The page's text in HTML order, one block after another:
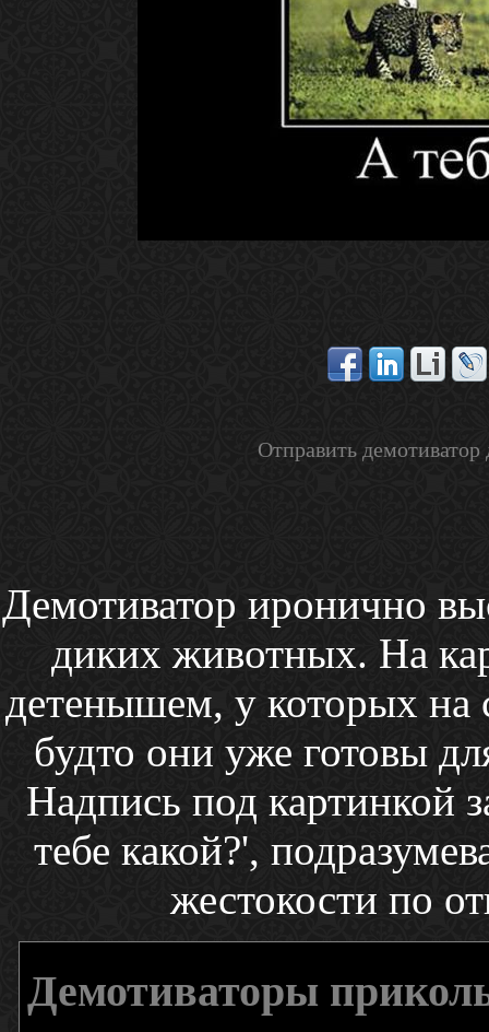
Отправить
Демотиватор иронично
диких животных. На
детенышем, у которых на
будто они уже готовы
Надпись под картинкой
тебе какой?',
жестокости по
Демотиваторы